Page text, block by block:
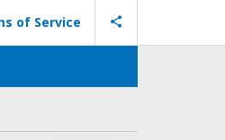
of Service